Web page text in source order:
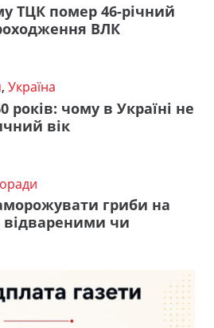
ТЦК помер 46-річний
ВЛК
, Україна
років: чому в Україні не
вік
гриби на
чи